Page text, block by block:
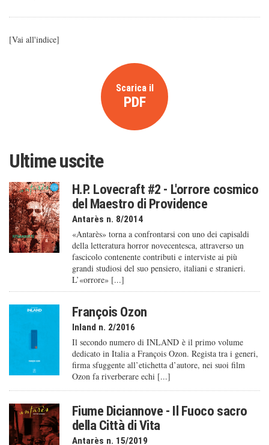
[Vai all'indice]
Scarica il
PDF
Ultime uscite
H.P. Lovecraft #2 - L'orrore cosmico
del Maestro di Providence
Antarès n. 8/2014
«Antarès» torna a confrontarsi con uno dei capisaldi
della letteratura horror novecentesca, attraverso un
fascicolo contenente contributi e interviste ai più
grandi studiosi del suo pensiero, italiani e stranieri.
L’«orrore» [...]
François Ozon
Inland n. 2/2016
Il secondo numero di INLAND è il primo volume
dedicato in Italia a François Ozon. Regista tra i generi,
firma sfuggente all’etichetta d’autore, nei suoi film
Ozon fa riverberare echi [...]
Fiume Diciannove - Il Fuoco sacro
della Città di Vita
Antarès n. 15/2019